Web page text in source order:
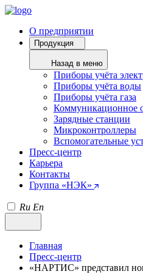
О предприятии
Продукция
Назад в меню
Приборы учёта
Приборы учёта воды
Приборы учёта газа
Коммуникационное
Зарядные станции
Микроконтроллеры
Вспомогательные
Пресс-центр
Карьера
Контакты
Группа «НЭК»
Ru En
Главная
Пресс-центр
«НАРТИС» представил